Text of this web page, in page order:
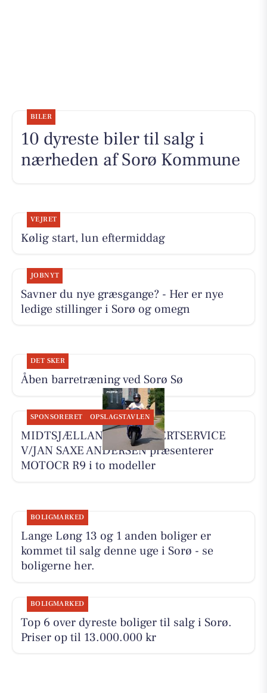
BILER
10 dyreste biler til salg i
nærheden af Sorø Kommune
VEJRET
Kølig start, lun eftermiddag
JOBNYT
Savner du nye græsgange? - Her er nye
ledige stillinger i Sorø og omegn
DET SKER
Åben barretræning ved Sorø Sø
SPONSORERET OPSLAGSTAVLEN
MIDTSJÆLLANDS KNALLERTSERVICE
V/JAN SAXE ANDERSEN præsenterer
MOTOCR R9 i to modeller
BOLIGMARKED
Lange Løng 13 og 1 anden boliger er
kommet til salg denne uge i Sorø - se
boligerne her.
BOLIGMARKED
Top 6 over dyreste boliger til salg i Sorø.
Priser op til 13.000.000 kr